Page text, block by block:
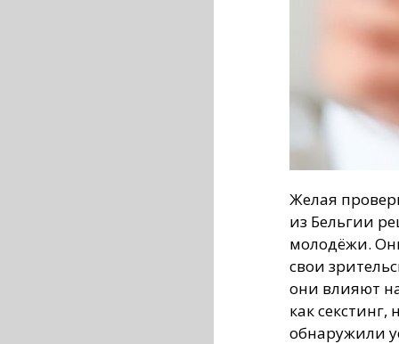
Желая
из Бельгии
молодёжи.
свои
они влияют
как
обнаружили